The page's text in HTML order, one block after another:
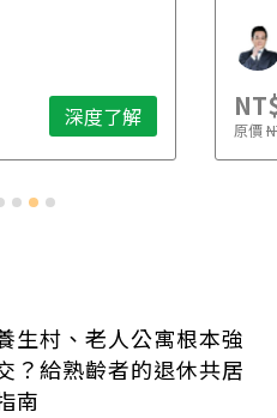
深度了解 原價
生村、老人公寓根本強
？給熟齡者的退休共居
南